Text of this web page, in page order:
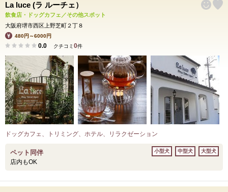
La luce (ラ ルーチェ）
飲食店・ドッグカフェ／その他スポット
大阪府堺市西区上野芝町２丁８
480円～6000円
0.0 クチコミ 0件
ドッグカフェ、トリミング、ホテル、リラクゼーション
ペット同伴
店内もOK
小型犬 中型犬 大型犬